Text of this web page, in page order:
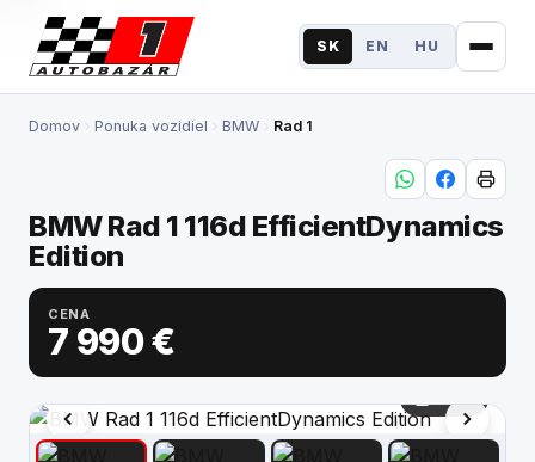
Ponuka vozidiel
Financovanie
Poistenie
Služby
SK EN HU
Domov Ponuka vozidiel BMW Rad 1
BMW Rad 1 116d EfficientDynamics
Edition
CENA
7 990 €